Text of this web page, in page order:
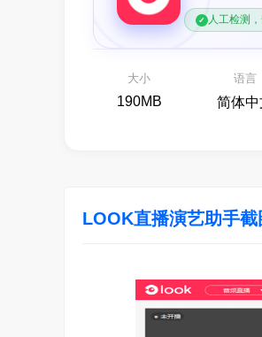
人工检测
大小
190MB
语言
简体中
万兴恢复专家64位
备份还原
LOOK直播演艺助手截